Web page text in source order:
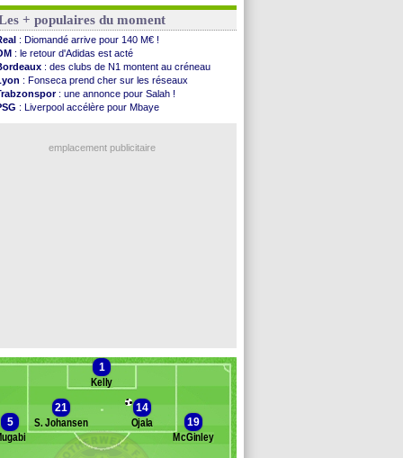
: lourde défaite pour le PSG
City: Maresca flou pour Reijnders
: Fenerbahçe prend une belle option
Diriyah: Mbemba arrive libre (officiel)
: le plan d'Alvarez à son retour
: premier succès pour Brest
: le joli but de Greenwood avec le Fener !
2030: une promesse d'Infantino au Maroc ...
: la compo pour le premier match amical
: l'OM domine Al-Shahaniya
+ populaires du moment
: Diomandé arrive pour 140 M€ !
: le retour d'Adidas est acté
: des clubs de N1 montent au créneau
: Fonseca prend cher sur les réseaux
: une annonce pour Salah !
: Liverpool accélère pour Mbaye
emplacement publicitaire
1
Kelly
21
S. Johansen
14
Ojala
5
19
McGinley